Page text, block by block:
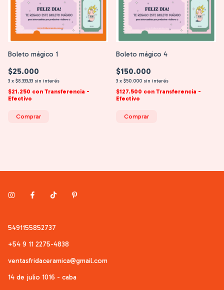
Boleto mágico 1
$25.000
3 x $8.333,33 sin interés
$21.250 con Transferencia -
Efectivo
Boleto mágico 4
$150.000
3 x $50.000 sin interés
$127.500 con Transferencia -
Efectivo
5491155852737
+54 9 11 2275-4838
ventasfridaceramica@gmail.com
14 de julio 1016 - caba